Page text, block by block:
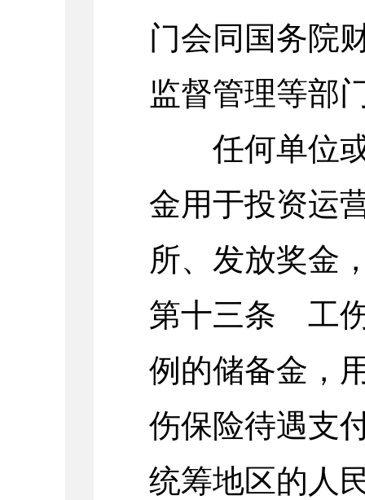
门会同国务院
监督管理等部
任何单位或
金用于投资运
所、发放奖金
第十三条 工
例的储备金，
伤保险待遇支
统筹地区的人